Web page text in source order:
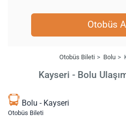
Otobüs
Otobüs Bileti Bolu
Kayseri - Bolu
Bolu - Kayseri
Otobüs Bileti